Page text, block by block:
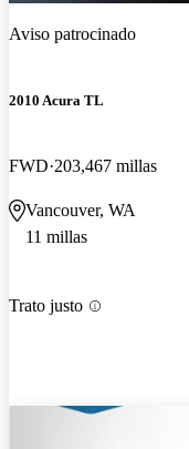
Aviso patrocinado
2010 Acura TL
FWD 203,467 millas
Vancouver, WA
11 millas
Trato justo